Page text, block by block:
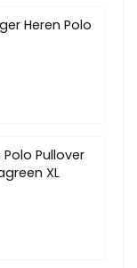
Heren Polo
Polo Pullover
XL